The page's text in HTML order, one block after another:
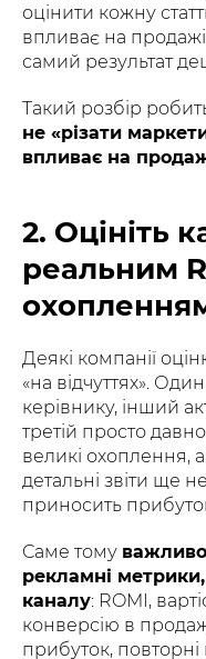
оцінити кожну
впливає на
самий результат
Такий розбір
не «різати
впливає на
2. Оцініть
реальним
Деякі компанії
«на відчуттях».
керівнику, інший
третій просто
великі охоплення,
детальні звіти ще
приносить
Саме тому
рекламні
каналу: ROMI,
конверсію в
прибуток, повторні